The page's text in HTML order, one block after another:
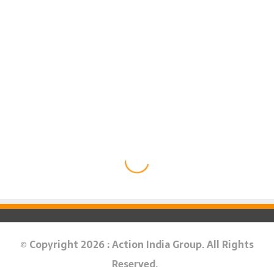
© Copyright 2026 : Action India Group. All Rights